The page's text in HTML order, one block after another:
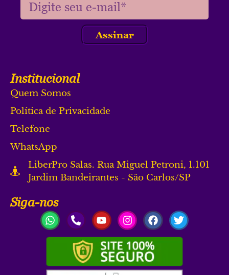
Assinar
Institucional
Quem Somos
Política de Privacidade
Telefone
WhatsApp
LiberPro Salas. Rua Miguel Petroni, 1.101
Jardim Bandeirantes - São Carlos/SP
Siga-nos